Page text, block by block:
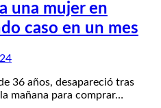
una mujer en
caso en un mes
36 años, desapareció tras
mañana para comprar…